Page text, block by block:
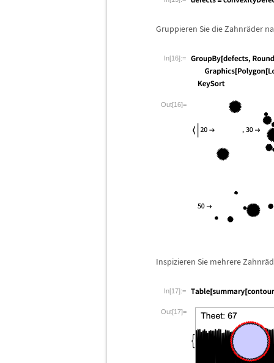
Gruppieren Sie die Zahnräder
In[16]:=
Out[16]=
Inspizieren Sie mehrere Zahnrä
In[17]:=
Out[17]=